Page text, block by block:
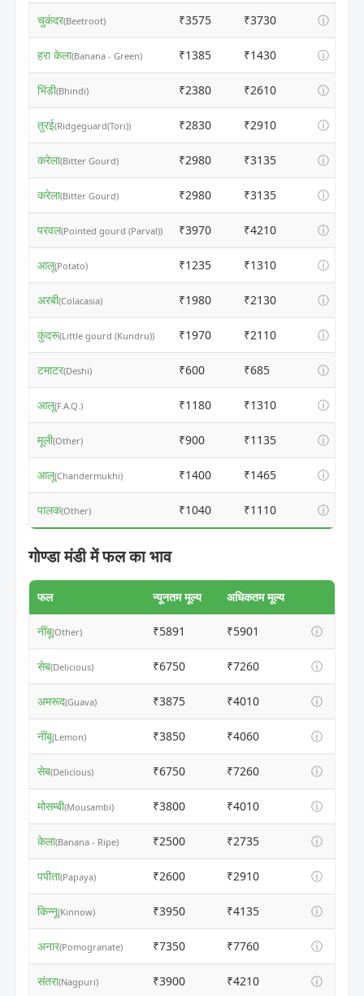
चुकंदर(Beetroot) ₹3575 ₹3730 ⓘ
हरा केला(Banana - Green) ₹1385 ₹1430 ⓘ
भिंडी(Bhindi) ₹2380 ₹2610 ⓘ
तुरई(Ridgeguard(Tori)) ₹2830 ₹2910 ⓘ
करेला(Bitter Gourd) ₹2980 ₹3135 ⓘ
करेला(Bitter Gourd) ₹2980 ₹3135 ⓘ
परवल(Pointed gourd (Parval)) ₹3970 ₹4210 ⓘ
आलू(Potato) ₹1235 ₹1310 ⓘ
अरबी(Colacasia) ₹1980 ₹2130 ⓘ
कुंदरू(Little gourd (Kundru)) ₹1970 ₹2110 ⓘ
टमाटर(Deshi) ₹600 ₹685 ⓘ
आलू(F.A.Q.) ₹1180 ₹1310 ⓘ
मूली(Other) ₹900 ₹1135 ⓘ
आलू(Chandermukhi) ₹1400 ₹1465 ⓘ
पालक(Other) ₹1040 ₹1110 ⓘ
गोण्डा मंडी में फल का भाव
फल न्यूनतम मूल्य अधिकतम मूल्य
नींबू(Other) ₹5891 ₹5901 ⓘ
सेब(Delicious) ₹6750 ₹7260 ⓘ
अमरूद(Guava) ₹3875 ₹4010 ⓘ
नींबू(Lemon) ₹3850 ₹4060 ⓘ
सेब(Delicious) ₹6750 ₹7260 ⓘ
मोसम्बी(Mousambi) ₹3800 ₹4010 ⓘ
केला(Banana - Ripe) ₹2500 ₹2735 ⓘ
पपीता(Papaya) ₹2600 ₹2910 ⓘ
किन्नू(Kinnow) ₹3950 ₹4135 ⓘ
अनार(Pomogranate) ₹7350 ₹7760 ⓘ
संतरा(Nagpuri) ₹3900 ₹4210 ⓘ